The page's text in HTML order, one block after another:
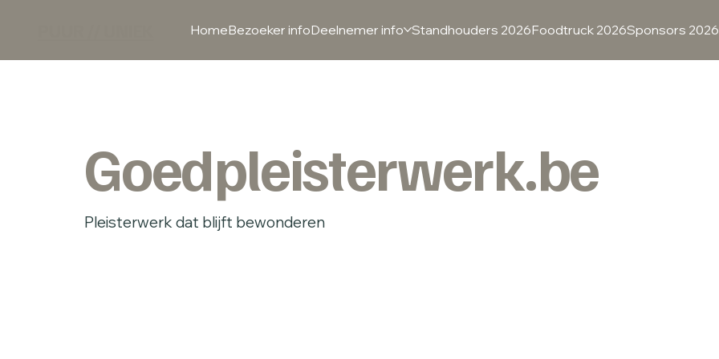
HomeBezoeker infoDeelnemer info Standhouders 2026Foodtruck 2026Sponsors 2026
Goedpleisterwerk.be
Pleisterwerk dat blijft bewonderen